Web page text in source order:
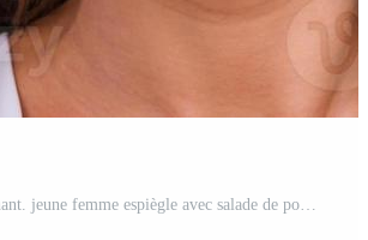
s'amuser en cuisinant. jeune femme espiègle avec salade de poivrons sur la tête en levant en se tenant debout sur fond blanc Photo Pro